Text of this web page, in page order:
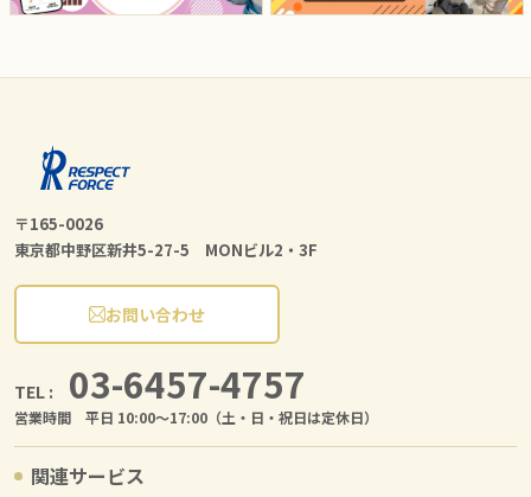
〒165-0026
東京都中野区新井5-27-5 MONビル2・3F
お問い合わせ
TEL : 03-6457-4757
営業時間 平日 10:00〜17:00（土・日・祝日は定休日）
関連サービス